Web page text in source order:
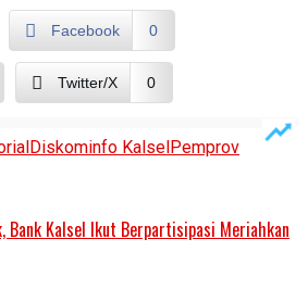
Facebook 0
Twitter/X 0
Diskominfo KalselPemprov
Bank Kalsel Ikut Berpartisipasi Meriahkan